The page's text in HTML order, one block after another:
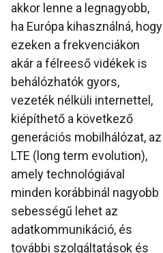
akkor lenne a legnagyobb,
ha Európa kihasználná, hogy
ezeken a frekvenciákon
akár a félreeső vidékek is
behálózhatók gyors,
vezeték nélküli internettel,
kiépíthető a következő
generációs mobilhálózat, az
LTE (long term evolution),
amely technológiával
minden korábbinál nagyobb
sebességű lehet az
adatkommunikáció, és
további szolgáltatások és